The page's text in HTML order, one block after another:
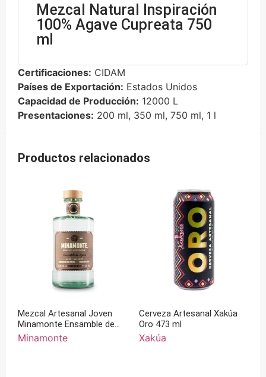
Mezcal Natural Inspiración
100% Agave Cupreata 750
ml
Certificaciones: CIDAM
Países de Exportación: Estados Unidos
Capacidad de Producción: 12000 L
Presentaciones: 200 ml, 350 ml, 750 ml, 1 l
Productos relacionados
Mezcal Artesanal Joven
Minamonte Ensamble de
Agave 750 ml
Minamonte
Cerveza Artesanal Xakúa
Oro 473 ml
Xakúa